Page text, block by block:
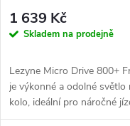
1 639 Kč
Skladem na prodejně
Lezyne Micro Drive 800+
je výkonné a odolné světlo
kolo, ideální pro náročné
ve dne i v noci s dlouhou...